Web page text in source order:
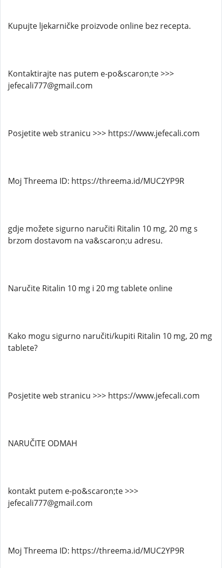
Kupujte ljekarničke proizvode online bez recepta.
Kontaktirajte nas putem e-po&scaron;te >>>
jefecali777@gmail.com
Posjetite web stranicu >>> https://www.jefecali.com
Moj Threema ID: https://threema.id/MUC2YP9R
gdje možete sigurno naručiti Ritalin 10 mg, 20 mg s
brzom dostavom na va&scaron;u adresu.
Naručite Ritalin 10 mg i 20 mg tablete online
Kako mogu sigurno naručiti/kupiti Ritalin 10 mg, 20 mg
tablete?
Posjetite web stranicu >>> https://www.jefecali.com
NARUČITE ODMAH
kontakt putem e-po&scaron;te >>>
jefecali777@gmail.com
Moj Threema ID: https://threema.id/MUC2YP9R